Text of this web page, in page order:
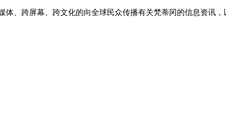
、跨屏幕、跨文化的向全球民众传播有关梵蒂冈的信息资讯